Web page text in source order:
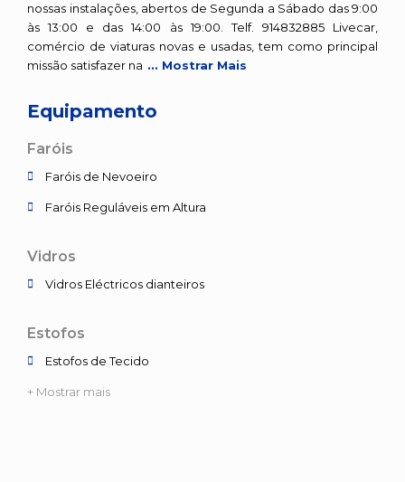
nossas instalações, abertos de Segunda a Sábado das 9:00
às 13:00 e das 14:00 às 19:00. Telf. 914832885 Livecar,
comércio de viaturas novas e usadas, tem como principal
missão satisfazer na ... Mostrar Mais
Equipamento
Faróis
Faróis de Nevoeiro
Faróis Reguláveis em Altura
Vidros
Vidros Eléctricos dianteiros
Estofos
Estofos de Tecido
+ Mostrar mais